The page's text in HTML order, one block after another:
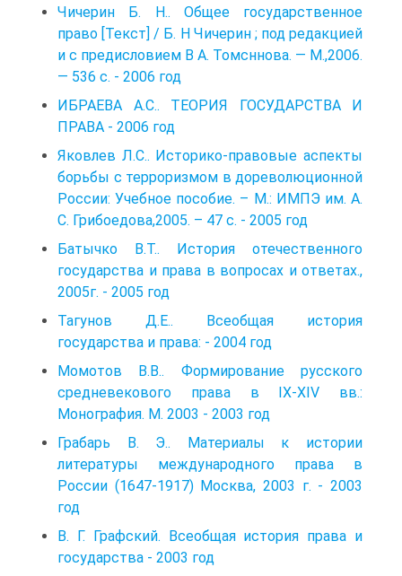
Чичерин Б. H.. Общее государственное
право [Текст] / Б. H Чиче­рин ; под редакцией
и с предисловием B А. Томсннова. — М.,2006.
— 536 с. - 2006 год
ИБРАЕВА А.С.. ТЕОРИЯ ГОСУДАРСТВА И
ПРАВА - 2006 год
Яковлев Л.С.. Историко-правовые аспекты
борьбы с терроризмом в дореволюционной
России: Учебное пособие. – М.: ИМПЭ им. А.
С. Грибоедова,2005. – 47 с. - 2005 год
Батычко В.Т.. История отечественного
государства и права в вопросах и ответах.,
2005г. - 2005 год
Тагунов Д.Е.. Всеобщая история
государства и права: - 2004 год
Момотов В.В.. Формирование русского
средневекового права в IX-XIV вв.:
Монография. М. 2003 - 2003 год
Грабарь В. Э.. Материалы к истории
литературы международного права в
России (1647-1917) Москва, 2003 г. - 2003
год
В. Г. Графский. Всеобщая история права и
государства - 2003 год